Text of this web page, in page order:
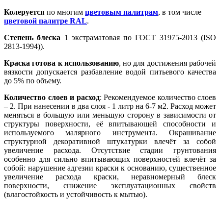
Колеруется по многим цветовым палитрам, в том числе
цветовой палитре RAL.
Степень блеска 1 экстраматовая по ГОСТ 31975-2013 (ISO
2813-1994)).
Краска готова к использованию, но для достижения рабочей
вязкости допускается разбавление водой питьевого качества
до 5% по объему.
Количество слоев и расход: Рекомендуемое количество слоев
– 2. При нанесении в два слоя - 1 литр на 6-7 м2. Расход может
меняться в большую или меньшую сторону в зависимости от
структуры поверхности, её впитывающей способности и
используемого малярного инструмента. Окрашивание
структурной декоративной штукатурки влечёт за собой
увеличение расхода. Отсутствие стадии грунтования
особенно для сильно впитывающих поверхностей влечёт за
собой: нарушение адгезии краски к основанию, существенное
увеличение расхода краски, неравномерный блеск
поверхности, снижение эксплуатационных свойств
(влагостойкость и устойчивость к мытью).